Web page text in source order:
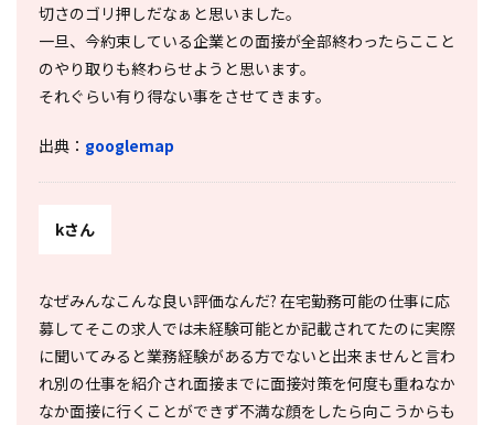
切さのゴリ押しだなぁと思いました。
一旦、今約束している企業との面接が全部終わったらここと
のやり取りも終わらせようと思います。
それぐらい有り得ない事をさせてきます。
出典： googlemap
kさん
なぜみんなこんな良い評価なんだ? 在宅勤務可能の仕事に応
募してそこの求人では未経験可能とか記載されてたのに実際
に聞いてみると業務経験がある方でないと出来ませんと言わ
れ別の仕事を紹介され面接までに面接対策を何度も重ねなか
なか面接に行くことができず不満な顔をしたら向こうからも